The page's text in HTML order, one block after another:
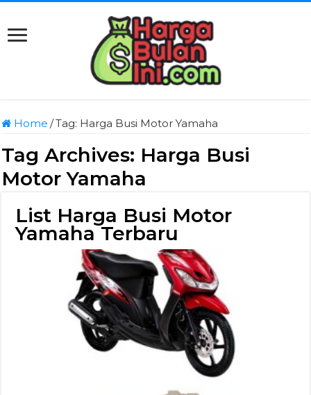
Home /Tag: Harga Busi Motor Yamaha
Tag Archives: Harga Busi
Motor Yamaha
List Harga Busi Motor
Yamaha Terbaru